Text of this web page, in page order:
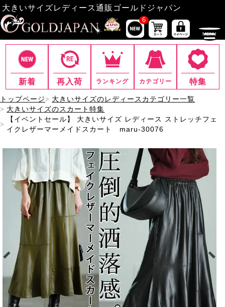
大きいサイズレディース通販ゴールドジャパン
6
新着 再入荷 ランキング カテゴリー 特集
トップページ
大きいサイズのレディースカテゴリー一覧
大きいサイズのスカート特集
【イベントセール】 大きいサイズ レディース ストレッチフェ
イクレザーマーメイドスカート maru-30076